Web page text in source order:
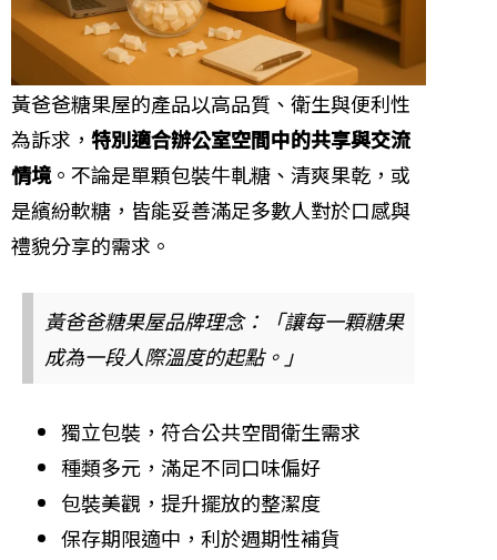
黃爸爸糖果屋的產品以高品質、衛生與便利性
為訴求， 特別適合辦公室空間中的共享與交流
情境。不論是單顆包裝牛軋糖、清爽果乾，或
是繽紛軟糖，皆能妥善滿足多數人對於口感與
禮貌分享的需求。
黃爸爸糖果屋品牌理念：「讓每一顆糖果
成為一段人際溫度的起點。」
獨立包裝，符合公共空間衛生需求
種類多元，滿足不同口味偏好
包裝美觀，提升擺放的整潔度
保存期限適中，利於週期性補貨